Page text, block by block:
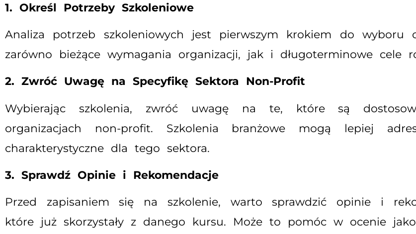
1. Określ Potrzeby Szkoleniowe
Analiza potrzeb szkoleniowych jest pierwszym krokiem do wyboru
zarówno bieżące wymagania organizacji, jak i długoterminowe cele
2. Zwróć Uwagę na Specyfikę Sektora Non-Profit
Wybierając szkolenia, zwróć uwagę na te, które są
organizacjach non-profit. Szkolenia branżowe mogą lepiej
charakterystyczne dla tego sektora.
3. Sprawdź Opinie i Rekomendacje
Przed zapisaniem się na szkolenie, warto sprawdzić opinie i
które już skorzystały z danego kursu. Może to pomóc w ocenie